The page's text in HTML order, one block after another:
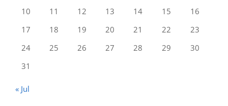
10
11 12 13 14 15
16
17
18 19 20 21 22
23
24
25 26 27 28 29
30
31
« Jul